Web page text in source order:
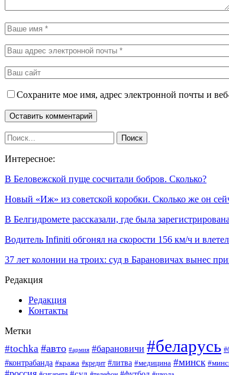
Сохраните мое имя, адрес электронной почты и
Интересное:
В Беловежской пуще сосчитали бобров. Сколько?
Новый «Иж» из советской коробки. Сколько же он
В Белгидромете рассказали, где была
Водитель Infiniti обгонял на скорости 156 км/ч и
37 лет колонии на троих: суд в Барановичах вынес
Редакция
Редакция
Контакты
Метки
#tochka #авто #армия #барановичи #беларусь
#контрабанда #кража #кредит #литва #медицина #минск